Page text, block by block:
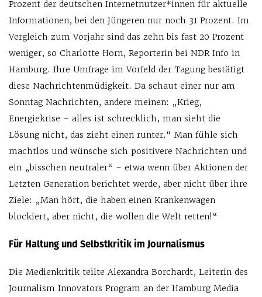
Prozent der deutschen Internetnutzer*innen für aktuelle
Informationen, bei den Jüngeren nur noch 31 Prozent. Im
Vergleich zum Vorjahr sind das zehn bis fast 20 Prozent
weniger, so Charlotte Horn, Reporterin bei NDR Info in
Hamburg. Ihre Umfrage im Vorfeld der Tagung bestätigt
diese Nachrichtenmüdigkeit. Da schaut einer nur am
Sonntag Nachrichten, andere meinen: „Krieg,
Energiekrise – alles ist schrecklich, man sieht die
Lösung nicht, das zieht einen runter.“ Man fühle sich
machtlos und wünsche sich positivere Nachrichten und
ein „bisschen neutraler“ – etwa wenn über Aktionen der
Letzten Generation berichtet werde, aber nicht über ihre
Ziele: „Man hört, die haben einen Krankenwagen
blockiert, aber nicht, die wollen die Welt retten!“
Für Haltung und Selbstkritik im Journalismus
Die Medienkritik teilte Alexandra Borchardt, Leiterin des
Journalism Innovators Program an der Hamburg Media